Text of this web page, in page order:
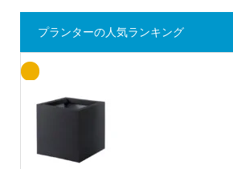
プランターの人気ランキング